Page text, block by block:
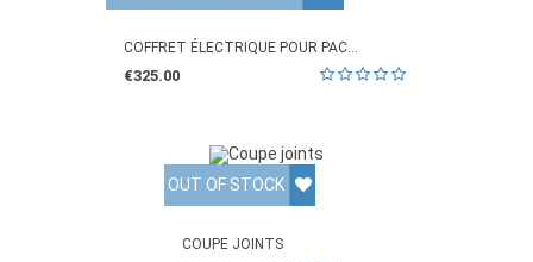
COFFRET ÉLECTRIQUE POUR PAC...
€325.00
OUT OF STOCK
COUPE JOINTS